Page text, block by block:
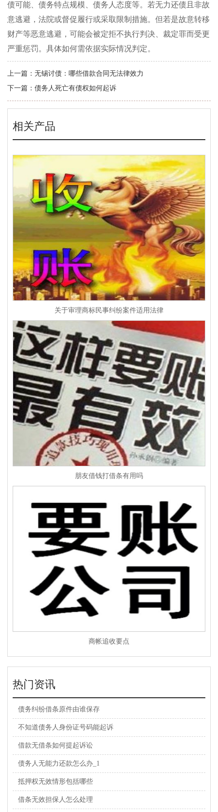
债可能、债务特点规模、债务人态度等。若无力还债且非故
意逃避，法院或督促履行或采取限制措施。但若是故意转移
财产等恶意逃避，可能会被定拒不执行判决、裁定罪而受更
严重惩罚。具体如何需依据实际情况判定。
上一篇： 无锡讨债：哪些借款合同无法律效力
下一篇： 债务人死亡有债权如何起诉
相关产品
关于审理商标民事纠纷案件适用法律
朋友借钱打借条有用吗
商帐追收要点
热门资讯
债务纠纷借条原件由谁保存
不知道债务人身份证号码能起诉
借款无借条如何提起诉讼
债务人无能力还款怎么办_1
抵押权无效情形包括哪些
借条无效担保人怎么处理